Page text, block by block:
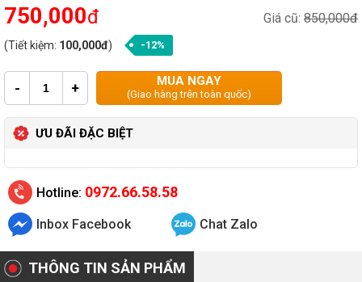
Giá cũ: 850,000đ
750,000đ
(Tiết kiệm: 100,000đ) -12%
- + MUA NGAY
(Giao hàng trên toàn quốc)
ƯU ĐÃI ĐẶC BIỆT
Hotline: 0972.66.58.58
Inbox Facebook Chat Zalo
THÔNG TIN SẢN PHẨM